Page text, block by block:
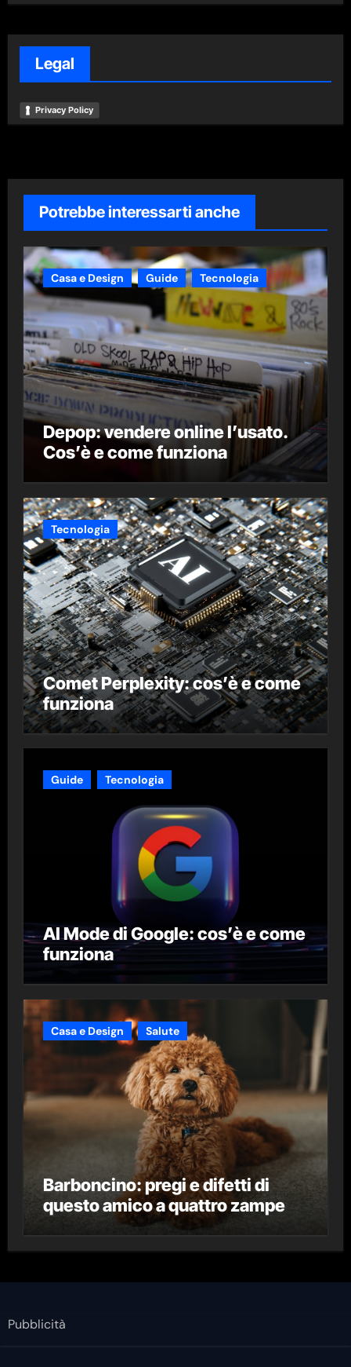
Legal
Privacy Policy
Potrebbe interessarti anche
Casa e Design Guide Tecnologia
Depop: vendere online l’usato.
Cos’è e come funziona
Tecnologia
Comet Perplexity: cos’è e come
funziona
Guide Tecnologia
AI Mode di Google: cos’è e come
funziona
Casa e Design Salute
Barboncino: pregi e difetti di
questo amico a quattro zampe
Pubblicità